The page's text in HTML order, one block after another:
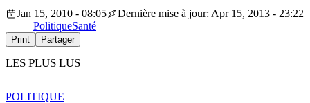
Jan 15, 2010 - 08:05
Dernière mise à jour: Apr 15, 2013 - 23:22
PolitiqueSanté
Print Partager
LES PLUS LUS
POLITIQUE